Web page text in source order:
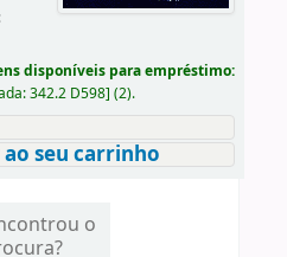
disponíveis para empréstimo:
342.2 D598] (2).
seu carrinho
o